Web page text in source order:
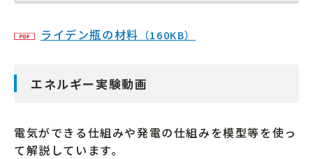
ライデン瓶の材料 （160KB）
エネルギー実験動画
電気ができる仕組みや発電の仕組みを模型等を使っ
て解説しています。